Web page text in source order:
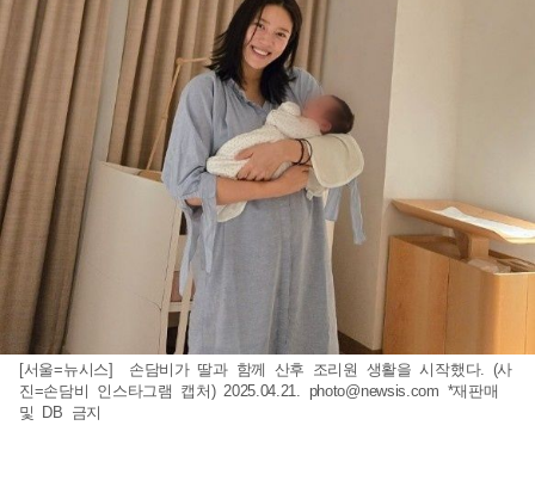
[서울=뉴시스] 손담비가 딸과 함께 산후 조리원 생활을 시작했다. (사
진=손담비 인스타그램 캡처) 2025.04.21. photo@newsis.com *재판매
및 DB 금지